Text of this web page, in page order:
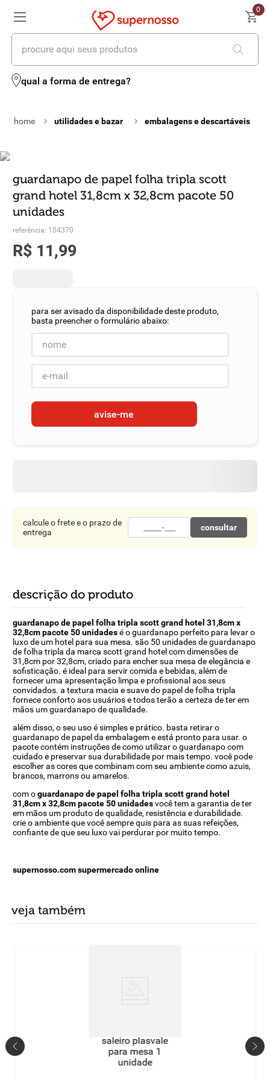
0
procure aqui seus produtos
qual a forma de entrega?
utilidades e bazar embalagens e descartáveis
guardanapo de papel folha tripla scott
grand hotel 31,8cm x 32,8cm pacote 50
unidades
referência: 104370
R$ 11,99
avise-me
calcule o frete e o prazo de
entrega
consultar
descrição do produto
guardanapo de papel folha tripla scott grand hotel 31,8cm x
32,8cm pacote 50 unidadesé o guardanapo perfeito para levar o
luxo de um hotel para sua mesa. são 50 unidades de guardanapo
de folha tripla da marca scott grand hotel com dimensões de
31,8cm por 32,8cm, criado para encher sua mesa de elegância e
sofisticação. é ideal para servir comida e bebidas, além de
fornecer uma apresentação limpa e profissional aos seus
convidados. a textura macia e suave do papel de folha tripla
fornece conforto aos usuários e todos terão a certeza de ter em
mãos um guardanapo de qualidade.
além disso, o seu uso é simples e prático. basta retirar o
guardanapo de papel da embalagem e está pronto para usar. o
pacote contém instruções de como utilizar o guardanapo com
cuidado e preservar sua durabilidade por mais tempo. você pode
escolher as cores que combinam com seu ambiente como azuis,
brancos, marrons ou amarelos.
com oguardanapo de papel folha tripla scott grand hotel
31,8cm x 32,8cm pacote 50 unidadesvocê tem a garantia de ter
em mãos um produto de qualidade, resistência e durabilidade.
crie o ambiente que você sempre quis para as suas refeições,
confiante de que seu luxo vai perdurar por muito tempo.
supernosso.com supermercado online
veja também
saleiro plasvale
para mesa 1
unidade
termos mais buscados
2º leite
4º iogurte
5º queijo
6 vinhos
7º biscoito